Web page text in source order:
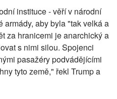
instituce - věří v národní
armády, aby byla "tak velká a
za hranicemi je anarchický a
s nimi silou. Spojenci
pasažéry podvádějícími
tyto země," řekl Trump a